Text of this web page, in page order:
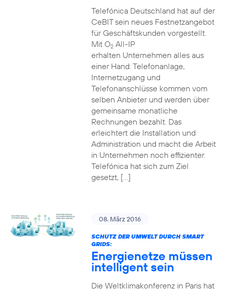
Telefónica Deutschland hat auf der
CeBIT sein neues Festnetzangebot
für Geschäftskunden vorgestellt.
Mit O2All-IP
erhalten Unternehmen alles aus
einer Hand: Telefonanlage,
Internetzugang und
Telefonanschlüsse kommen vom
selben Anbieter und werden über
gemeinsame monatliche
Rechnungen bezahlt. Das
erleichtert die Installation und
Administration und macht die Arbeit
in Unternehmen noch effizienter.
Telefónica hat sich zum Ziel
gesetzt, […]
08. März 2016
SCHUTZ DER UMWELT DURCH SMART
GRIDS:
Energienetze müssen
intelligent sein
Die Weltklimakonferenz in Paris hat